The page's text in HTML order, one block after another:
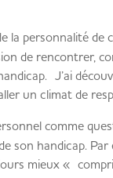
la personnalité de
de rencontrer,
J’ai
un climat de
comme
son handicap. Par
mieux «